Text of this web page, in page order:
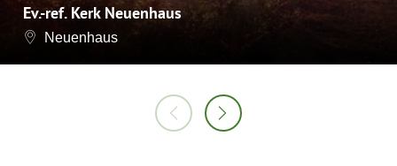
Ev.-ref. Kerk Neuenhaus
Neuenhaus